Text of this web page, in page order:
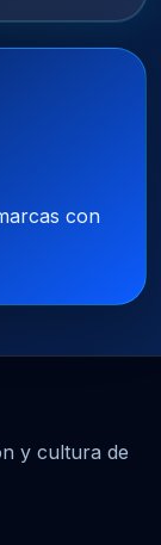
con
y cultura de